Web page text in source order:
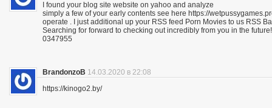
I found your blog site website on yahoo and analyze
simply a few of your early contents see here https://
operate . I just additional up your RSS feed Porn Movies to us RSS
Searching for forward to checking out incredibly from you in the future!
0347955
BrandonzoB 14.03.2020 в 22:08
https://kinogo2.by/